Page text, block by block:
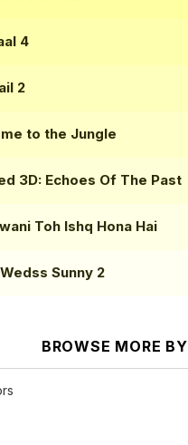
4
2
to the Jungle
3D: Echoes Of The Past
Toh Ishq Hona Hai
Sunny 2
BROWSE MORE BY